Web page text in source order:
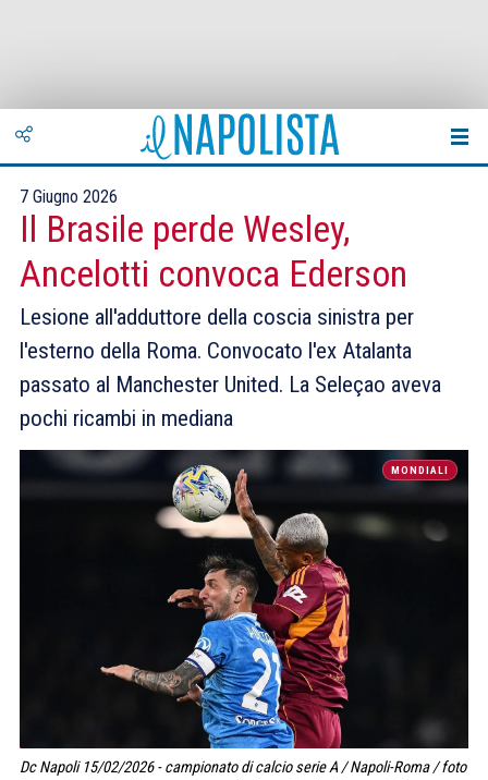
7 Giugno 2026
Il Brasile perde Wesley,
Ancelotti convoca Ederson
Lesione all'adduttore della coscia sinistra per
l'esterno della Roma. Convocato l'ex Atalanta
passato al Manchester United. La Seleçao aveva
pochi ricambi in mediana
MONDIALI
Dc Napoli 15/02/2026 - campionato di calcio serie A / Napoli-Roma / foto